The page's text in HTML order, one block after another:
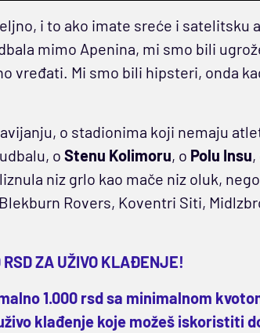
i to ako imate sreće i satelitsku
mimo Apenina, mi smo bili
vređati. Mi smo bili hipsteri, onda
o stadionima koji nemaju
o Stenu Kolimoru, o Polu Insu,
niz grlo kao mače niz oluk,
Rovers, Koventri Siti,
RSD ZA UŽIVO KLAĐENJE!
1.000 rsd sa minimalnom
klađenje koje možeš iskoristiti